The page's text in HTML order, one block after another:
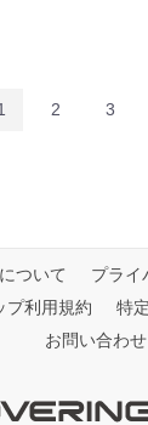
2 3
ついて
プライ
プ利用規約
特
お問い合わせ